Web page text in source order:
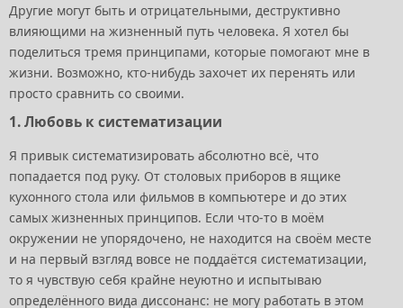
Другие могут быть и отрицательными, деструктивно
влияющими на жизненный путь человека. Я хотел бы
поделиться тремя принципами, которые помогают мне в
жизни. Возможно, кто-нибудь захочет их перенять или
просто сравнить со своими.
1. Любовь к систематизации
Я привык систематизировать абсолютно всё, что
попадается под руку. От столовых приборов в ящике
кухонного стола или фильмов в компьютере и до этих
самых жизненных принципов. Если что-то в моём
окружении не упорядочено, не находится на своём месте
и на первый взгляд вовсе не поддаётся систематизации,
то я чувствую себя крайне неуютно и испытываю
определённого вида диссонанс: не могу работать в этом